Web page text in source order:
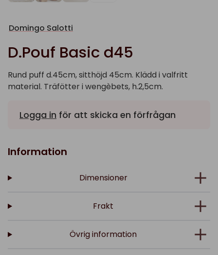
Domingo Salotti
D.Pouf Basic d45
Rund puff d.45cm, sitthöjd 45cm. Klädd i valfritt
material. Träfötter i wengèbets, h.2,5cm.
Logga in för att skicka en förfrågan
Information
Dimensioner
Frakt
Övrig information